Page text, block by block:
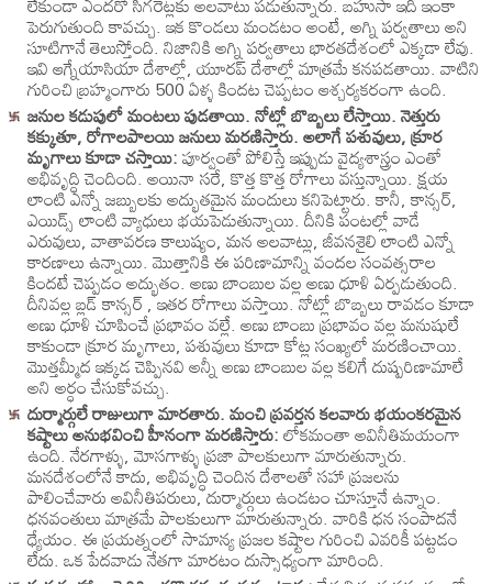
పెరుగుతుంది కావచ్చు. ఇక కొండలు మండటం అంటే, అగ్ని పర్వతాలు అని
సూటిగానే తెలుస్తోంది. నిజానికి అగ్ని పర్వతాలు భారతదేశంలో ఎక్కడా లేవు.
ఇవి ఆగ్నేయాసియా దేశాల్లో, యూరప్ దేశాల్లో మాత్రమే కనపడతాయి. వాటిని
గురించి బ్రహ్మంగారు 500 ఏళ్ళ కిందట చెప్పటం ఆశ్చర్యకరంగా ఉంది.
జనుల కడుపులో మంటలు పుడతాయి. నోట్లో బొబ్బలు లేస్తాయి. నెత్తురు
కక్కుతూ, రోగాలపాలయి జనులు మరణిస్తారు. అలాగే పశువులు, క్రూర
మృగాలు కూడా చస్తాయి:పూర్వంతో పోలిస్తే ఇప్పుడు వైద్యశాస్త్రం ఎంతో
అభివృద్ధి చెందింది. అయినా సరే, కొత్త కొత్త రోగాలు వస్తున్నాయి. క్షయ
లాంటి ఎన్నో జబ్బులకు అద్భుతమైన మందులు కనిపెట్టారు. కానీ, కాన్సర్,
ఎయిడ్స్ లాంటి వ్యాధులు భయపెడుతున్నాయి. దీనికి పంటల్లో వాడే
ఎరువులు, వాతావరణ కాలుష్యం, మన అలవాట్లు, జీవనశైలి లాంటి ఎన్నో
కారణాలు ఉన్నాయి. మొత్తానికి ఈ పరిణామాన్ని వందల సంవత్సరాల
కిందటే చెప్పడం అద్భుతం. అణు బాంబుల వల్ల అణు ధూళి ఏర్పడుతుంది.
దీనివల్ల బ్లడ్ కాన్సర్ , ఇతర రోగాలు వస్తాయి. నోట్లో బొబ్బలు రావడం కూడా
అణు ధూళి చూపించే ప్రభావం వల్లే. అణు బాంబు ప్రభావం వల్ల మనుషులే
కాకుండా క్రూర మృగాలు, పశువులు కూడా కోట్ల సంఖ్యలో మరణించాయి.
మొత్తమ్మీద ఇక్కడ చెప్పినవి అన్నీ అణు బాంబుల వల్ల కలిగే దుష్పరిణామాలే
అని అర్ధం చేసుకోవచ్చు.
దుర్మార్గులే రాజులుగా మారతారు. మంచి ప్రవర్తన కలవారు భయంకరమైన
కష్టాలు అనుభవించి హీనంగా మరణిస్తారు:లోకమంతా అవినీతిమయంగా
ఉంది. నేరగాళ్ళు, మోసగాళ్ళు ప్రజా పాలకులుగా మారుతున్నారు.
మనదేశంలోనే కాదు, అభివృద్ధి చెందిన దేశాలతో సహా ప్రజలను
పాలించేవారు అవినీతిపరులు, దుర్మార్గులు ఉండటం చూస్తూనే ఉన్నాం.
ధనవంతులు మాత్రమే పాలకులుగా మారుతున్నారు. వారికి ధన సంపాదనే
ధ్యేయం. ఈ ప్రయత్నంలో సామాన్య ప్రజల కష్టాల గురించి ఎవరికీ పట్టడం
లేదు. ఒక పేదవాడు నేతగా మారటం దుస్సాధ్యంగా మారింది.